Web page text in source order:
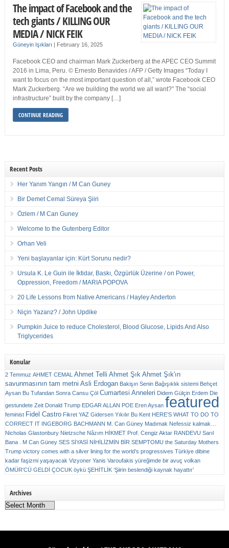
The impact of Facebook and the
tech giants / KILLING OUR
MEDIA / NICK FEIK
Güneyin Işıkları | February 16, 2025
Facebook CEO and chairman Mark Zuckerberg at the APEC CEO Summit
2016 in Lima, Peru. © Ernesto Benavides / AFP / Getty Images “Today I
want to focus on the most important question of all,” wrote Facebook CEO
Mark Zuckerberg. “Are we building the world we all want?” The “social
infrastructure” built by the company […]
CONTINUE READING
Recent Posts
Her Yanım Yangın / M Can Guney
Bir Demet Cemal Süreya Şiiri
Özlem / M Can Guney
Welcome to the Gutenberg Editor
Orhan Veli
Yeni başlayanlar için: Kürt Sorunu nedir?
Ursula K. Le Guin ile İktidar, Baskı, Özgürlük Üzerine / on Power,
Oppression, Freedom / MARIA POPOVA
20 Life Lessons from Native Americans / Hayley Anderton
Niçin Yazarız? / John Updike
Pumpkin Juice to reduce Cholesterol, Blood Glucose, Lipids And Also
Triglycerides
Konular
2 Temmuz AHMET CEMAL Ahmet Telli Ahmet Şık Ahmet Şık'ın
savunmasının tam metni Asli Erdogan Bakişın Senin Bağışıklık sistemi Behçet
Aysan Bu Tufandan Sonra Cansu Çöl Cumartesi Anneleri Didem Gülçin Erdem Die
gestundete Zeit Donald Trump EDGAR ALLAN POE Eren Aysan featured
feminist Fidel Castro Fikret YAZ Gidersen Yıkılır Bu Kent HERE’S WHAT TO DO TO
CORRECT IT INGEBORG BACHMANN M. Can Güney Madımak Nefessiz kalmak…
Nicholas Glastonbury Nietzsche Nâzım HİKMET Prof. Cengiz Aktar RANDEVU Sarıl
Bana . M Can Güney SES SİYASİ NİHİLİZMİN BİR SEMPTOMU the Saturday Mothers
Trump victory comes with a silver lining for the world’s progressives Türkiye dibine
kadar faşizmi yaşayacak Vizyoner Yanis Varoufakis yüreğimde bir avuç volkan
ÖMÜR'CÜ GELDİ ÇOCUK öykü ŞEHİTLİK ‘Şiirin beslendiği kaynak hayattır’
Archives
Archives